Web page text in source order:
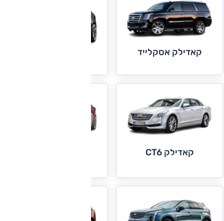
קאדילק אסקלייד
קאדילק CT6